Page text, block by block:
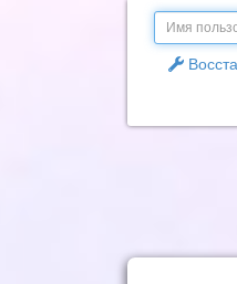
Email